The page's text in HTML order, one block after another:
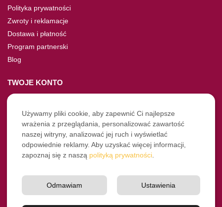
Polityka prywatności
Zwroty i reklamacje
Dostawa i płatność
Program partnerski
Blog
TWOJE KONTO
Moje konto
Nie pamiętasz hasła?
Twoje zamówienia
NASZE SOCIALE
Instagram
Używamy pliki cookie, aby zapewnić Ci najlepsze
wrażenia z przeglądania, personalizować zawartość
naszej witryny, analizować jej ruch i wyświetlać
odpowiednie reklamy. Aby uzyskać więcej informacji,
zapoznaj się z naszą polityką prywatności
Ustawienia
Odmawiam